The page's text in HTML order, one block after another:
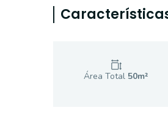
Área Total 50m²